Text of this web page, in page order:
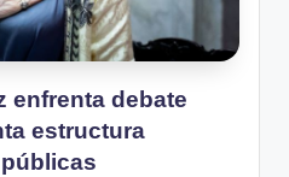
enfrenta debate
estructura